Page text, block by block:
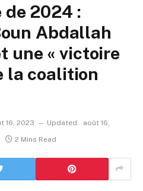
2024 :
Abdallah
une « victoire
la coalition
16, 2023 Updated:
août 16,
2 Mins Read